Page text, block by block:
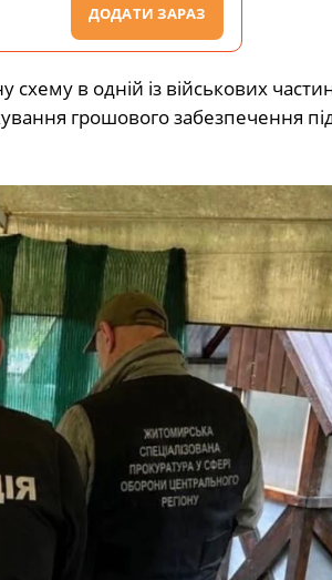
ДОДАТИ ЗАРАЗ
в одній із військових
грошового забезпечення